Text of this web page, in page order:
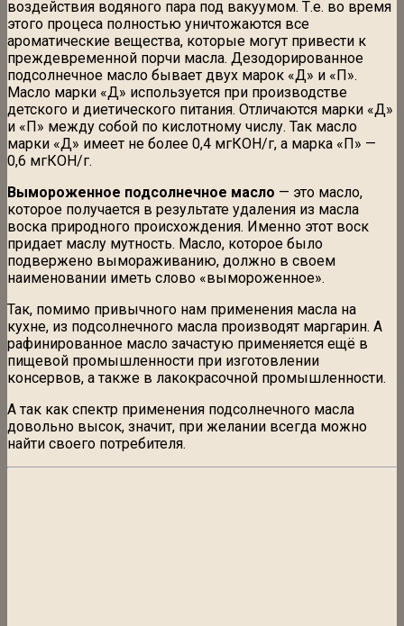
воздействия водяного пара под вакуумом. Т.е. во время
этого процеса полностью уничтожаются все
ароматические вещества, которые могут привести к
преждевременной порчи масла. Дезодорированное
подсолнечное масло бывает двух марок «Д» и «П».
Масло марки «Д» используется при производстве
детского и диетического питания. Отличаются марки «Д»
и «П» между собой по кислотному числу. Так масло
марки «Д» имеет не более 0,4 мгКОН/г, а марка «П» —
0,6 мгКОН/г.
Вымороженное подсолнечное масло — это масло,
которое получается в результате удаления из масла
воска природного происхождения. Именно этот воск
придает маслу мутность. Масло, которое было
подвержено вымораживанию, должно в своем
наименовании иметь слово «вымороженное».
Так, помимо привычного нам применения масла на
кухне, из подсолнечного масла производят маргарин. А
рафинированное масло зачастую применяется ещё в
пищевой промышленности при изготовлении
консервов, а также в лакокрасочной промышленности.
А так как спектр применения подсолнечного масла
довольно высок, значит, при желании всегда можно
найти своего потребителя.